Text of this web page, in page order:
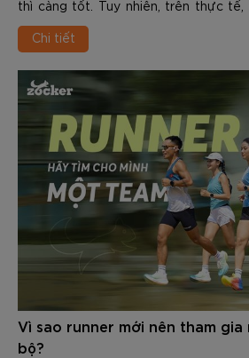
thì càng tốt. Tuy nhiên, trên thực
chạy hiện nay không còn chỉ tập
đệm mềm nhất, mà hướng đến sự
Chi tiết
Vì sao runner mới nên tham gia
bộ?